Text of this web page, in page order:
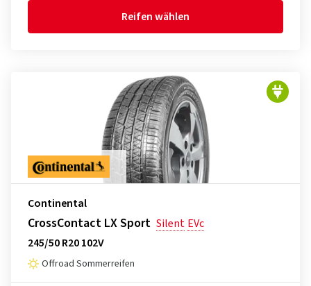
Reifen wählen
Continental
CrossContact LX Sport Silent EVc
245/50 R20 102V
Offroad Sommerreifen